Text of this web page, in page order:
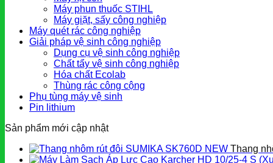
Máy phun thuốc STIHL
Máy giặt, sấy công nghiệp
Máy quét rác công nghiệp
Giải pháp vệ sinh công nghiệp
Dụng cụ vệ sinh công nghiệp
Chất tẩy vệ sinh công nghiệp
Hóa chất Ecolab
Thùng rác công cộng
Phụ tùng máy vệ sinh
Pin lithium
Sản phẩm mới cập nhật
Thang